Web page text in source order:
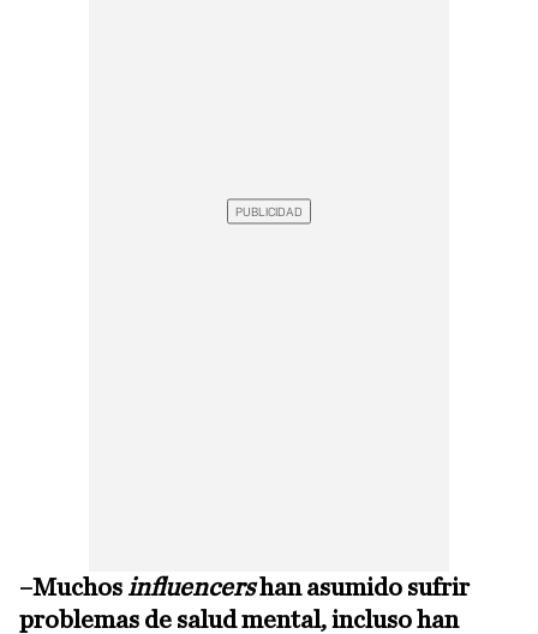
–Muchos influencershan asumido sufrir
problemas de salud mental, incluso han